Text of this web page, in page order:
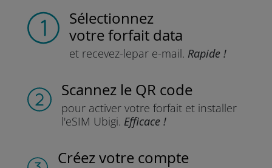
Sélectionnez
votre forfait data
et recevez-lepar e-mail. Rapide !
Scannez le QR code
pour activer votre forfaitet installer
l'eSIM Ubigi. Efficace !
Créez votre compte